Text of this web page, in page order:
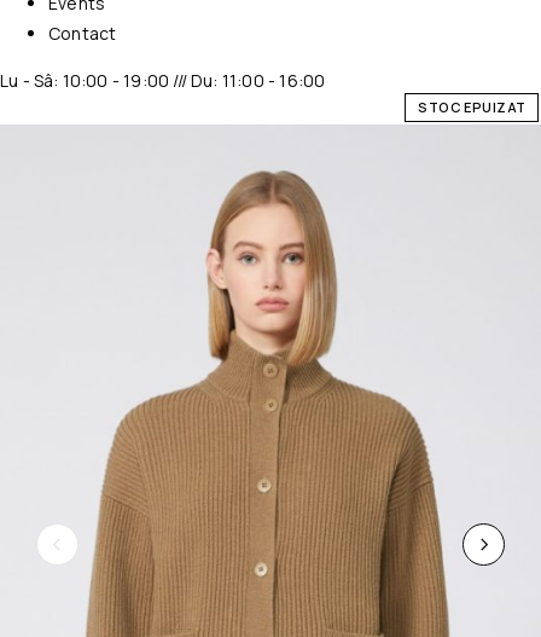
Contact
Lu - Sâ: 10:00 - 19:00 /// Du: 11:00 - 16:00
STOC EPUIZAT